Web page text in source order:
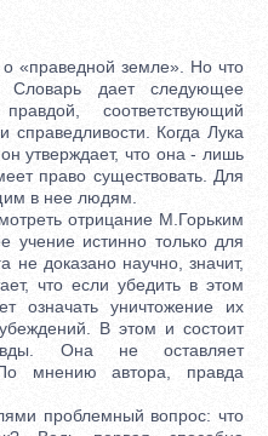
«праведной земле». Но что
Словарь дает следующее
соответствующий
справедливости. Когда Лука
утверждает, что она - лишь
право существовать. Для
в нее людям.
отрицание М.Горьким
учение истинно только для
доказано научно, значит,
что если убедить в этом
означать уничтожение их
В этом и состоит
Она не оставляет
По мнению автора, правда
проблемный вопрос: что